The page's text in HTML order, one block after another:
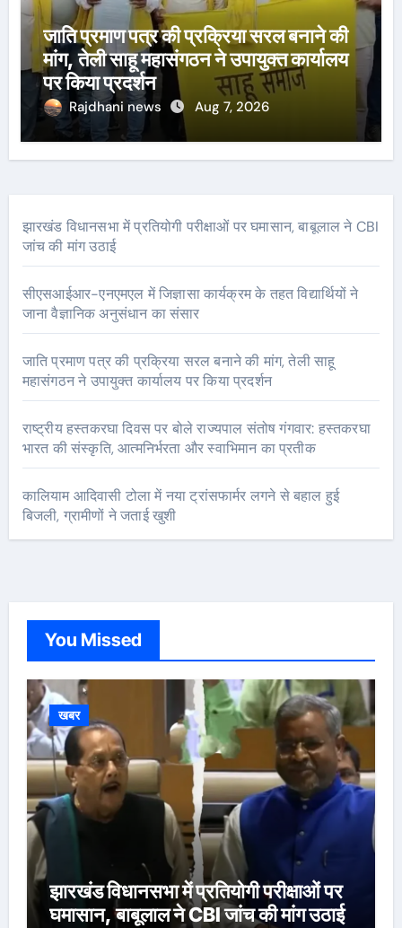
जाति प्रमाण पत्र की प्रक्रिया सरल बनाने की
मांग, तेली साहू महासंगठन ने उपायुक्त कार्यालय
पर किया प्रदर्शन
Rajdhani news Aug 7, 2026
झारखंड विधानसभा में प्रतियोगी परीक्षाओं पर घमासान, बाबूलाल ने CBI
जांच की मांग उठाई
सीएसआईआर-एनएमएल में जिज्ञासा कार्यक्रम के तहत विद्यार्थियों ने
जाना वैज्ञानिक अनुसंधान का संसार
जाति प्रमाण पत्र की प्रक्रिया सरल बनाने की मांग, तेली साहू
महासंगठन ने उपायुक्त कार्यालय पर किया प्रदर्शन
राष्ट्रीय हस्तकरघा दिवस पर बोले राज्यपाल संतोष गंगवार: हस्तकरघा
भारत की संस्कृति, आत्मनिर्भरता और स्वाभिमान का प्रतीक
कालियाम आदिवासी टोला में नया ट्रांसफार्मर लगने से बहाल हुई
बिजली, ग्रामीणों ने जताई खुशी
You Missed
खबर
झारखंड विधानसभा में प्रतियोगी परीक्षाओं पर
घमासान, बाबूलाल ने CBI जांच की मांग उठाई